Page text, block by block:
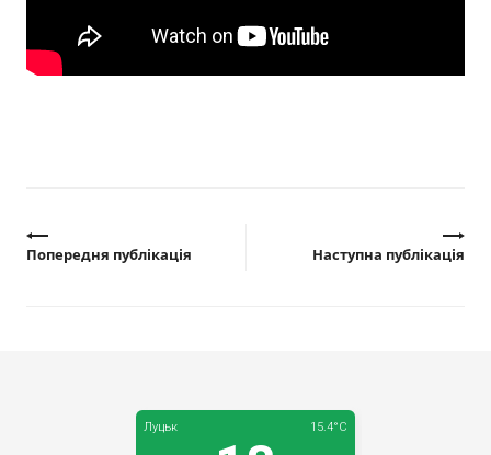
Документи
Попередня публікація Наступна публікація